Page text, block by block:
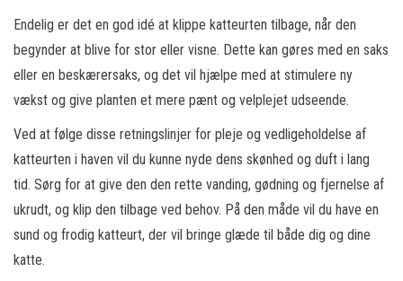
Endelig er det en god idé at klippe katteurten tilbage, når den
begynder at blive for stor eller visne. Dette kan gøres med en saks
eller en beskærersaks, og det vil hjælpe med at stimulere ny
vækst og give planten et mere pænt og velplejet udseende.
Ved at følge disse retningslinjer for pleje og vedligeholdelse af
katteurten i haven vil du kunne nyde dens skønhed og duft i lang
tid. Sørg for at give den den rette vanding, gødning og fjernelse af
ukrudt, og klip den tilbage ved behov. På den måde vil du have en
sund og frodig katteurt, der vil bringe glæde til både dig og dine
katte.